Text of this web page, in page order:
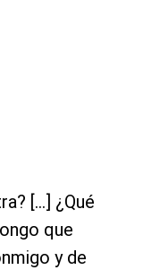
[…] ¿Qué
que
y de